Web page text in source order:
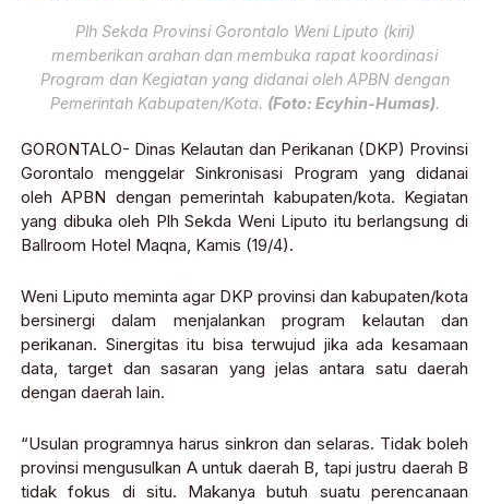
Plh Sekda Provinsi Gorontalo Weni Liputo (kiri)
memberikan arahan dan membuka rapat koordinasi
Program dan Kegiatan yang didanai oleh APBN dengan
Pemerintah Kabupaten/Kota. (Foto: Ecyhin-Humas).
GORONTALO- Dinas Kelautan dan Perikanan (DKP) Provinsi
Gorontalo menggelar Sinkronisasi Program yang didanai
oleh APBN dengan pemerintah kabupaten/kota. Kegiatan
yang dibuka oleh Plh Sekda Weni Liputo itu berlangsung di
Ballroom Hotel Maqna, Kamis (19/4).
Weni Liputo meminta agar DKP provinsi dan kabupaten/kota
bersinergi dalam menjalankan program kelautan dan
perikanan. Sinergitas itu bisa terwujud jika ada kesamaan
data, target dan sasaran yang jelas antara satu daerah
dengan daerah lain.
“Usulan programnya harus sinkron dan selaras. Tidak boleh
provinsi mengusulkan A untuk daerah B, tapi justru daerah B
tidak fokus di situ. Makanya butuh suatu perencanaan